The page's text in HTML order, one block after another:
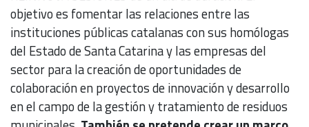
objetivo es fomentar las relaciones entre las
instituciones públicas catalanas con sus homólogas
del Estado de Santa Catarina y las empresas del
sector para la creación de oportunidades de
colaboración en proyectos de innovación y desarrollo
en el campo de la gestión y tratamiento de residuos